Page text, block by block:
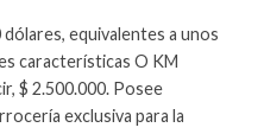
equivalentes a unos
características O KM
$ 2.500.000. Posee
exclusiva para la